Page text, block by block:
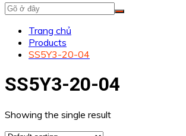
Trang chủ
Products
SS5Y3-20-04
SS5Y3-20-04
Showing the single result